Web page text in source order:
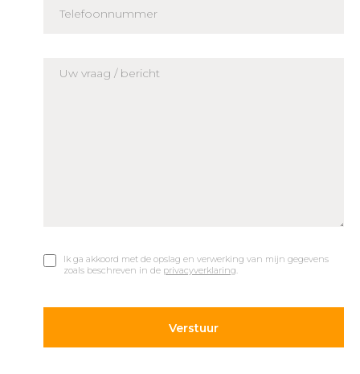
Ik ga akkoord met de opslag en verwerking van mijn gegevens
zoals beschreven in de privacyverklaring.